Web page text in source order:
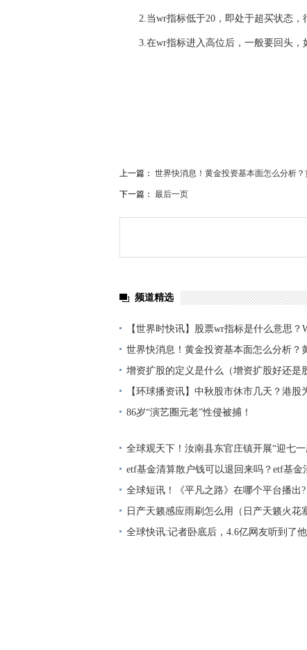
2.当wr指标低于20，即处于超买状态，
3.在wr指标进入高位后，一般要回头，
上一篇： 世界快消息！黄金投资基本面怎么分析
下一篇： 最后一页
频道精选
【世界时快讯】股票wr指标是什么意思？
买入吗？
世界快消息！黄金投资基本面怎么分析？
利技巧是什么？
增资扩股的定义是什么（增资扩股好还是
【环球播资讯】中秋股市休市几天？港股
日休市？
86岁“演艺圈元老”性侵被捕！
全球观天下！汝南县东官庄镇开展“迎七
影”主题活动
etf基金清算散户钱可以退回来吗？etf基金
全球短讯！《平凡之路》在哪个平台播出
娜和谁在一起了?
日产天籁感应雨刷怎么用（日产天籁火花
条
全球快讯:记者卧底后，4.6亿网友听到了